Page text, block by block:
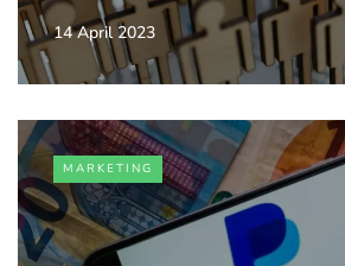
14 April 2023
MARKETING